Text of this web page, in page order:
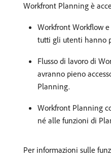
Workfront Planning è
Workfront Workflow
tutti gli utenti hanno
Flusso di lavoro di
avranno pieno
Planning.
Workfront Planning
né alle funzioni di
Per informazioni sulle